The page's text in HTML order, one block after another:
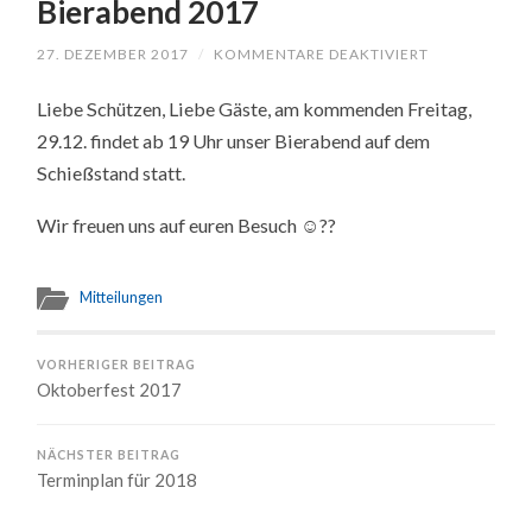
Bierabend 2017
27. DEZEMBER 2017 / KOMMENTARE DEAKTIVIERT
Liebe Schützen, Liebe Gäste, am kommenden Freitag,
29.12. findet ab 19 Uhr unser Bierabend auf dem
Schießstand statt.
Wir freuen uns auf euren Besuch ☺??
Mitteilungen
VORHERIGER BEITRAG
Oktoberfest 2017
NÄCHSTER BEITRAG
Terminplan für 2018